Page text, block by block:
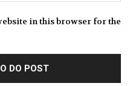
in this browser for the